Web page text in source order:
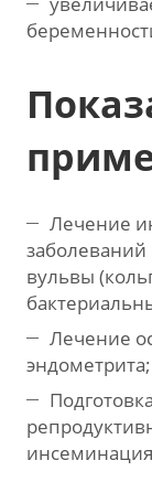
Лечение
вульвы
Лечение
эндометрита;